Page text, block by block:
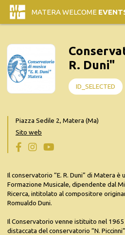
MATERA WELCOME
R. Duni"
ID_SELECTED
Piazza Sedile 2, Matera (Ma)
Sito web
Il conservatorio “E. R. Duni” di Matera
Formazione Musicale, dipendente dal
Ricerca, intitolato al compositore
Romualdo Duni.
Il Conservatorio venne istituito nel
distaccata del conservatorio “N.